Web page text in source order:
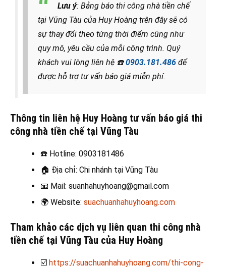
Lưu ý: Bảng báo thi công nhà tiền chế
tại Vũng Tàu của Huy Hoàng trên đây sẽ có
sự thay đổi theo từng thời điểm cũng như
quy mô, yêu cầu của mỗi công trình. Quý
khách vui lòng liên hệ ☎️0903.181.486 để
được hỗ trợ tư vấn báo giá miễn phí.
Thông tin liên hệ Huy Hoàng tư vấn báo giá thi
công nhà tiền chế tại Vũng Tàu
☎️ Hotline: 0903181486
🏠 Địa chỉ: Chi nhánh tại Vũng Tàu
📧 Mail: suanhahuyhoang@gmail.com
🌍 Website: suachuanhahuyhoang.com
Tham khảo các dịch vụ liên quan thi công nhà
tiền chế tại Vũng Tàu của Huy Hoàng
☑️ https://suachuanhahuyhoang.com/thi-cong-